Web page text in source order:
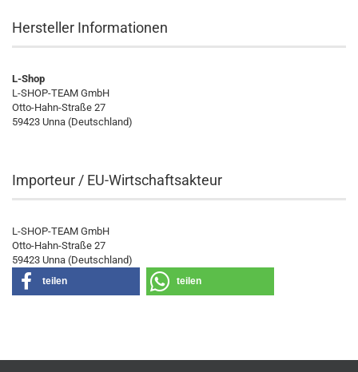
Hersteller Informationen
L-Shop
L-SHOP-TEAM GmbH
Otto-Hahn-Straße 27
59423 Unna (Deutschland)
Importeur / EU-Wirtschaftsakteur
L-SHOP-TEAM GmbH
Otto-Hahn-Straße 27
59423 Unna (Deutschland)
teilen teilen